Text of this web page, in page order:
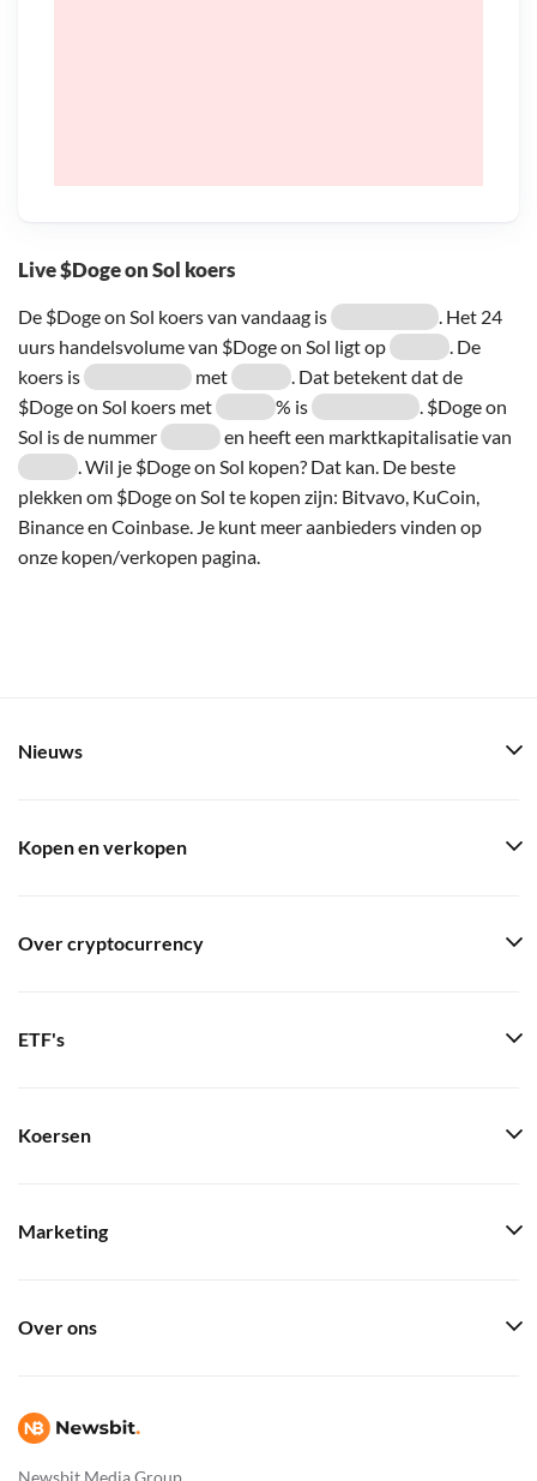
Live $Doge on Sol koers
De $Doge on Sol koers van vandaag is
. Het 24
uurs handelsvolume van $Doge on Sol ligt op
. De
koers is
met
. Dat betekent dat de
$Doge on Sol koers met
% is
. $Doge on
Sol is de nummer
en heeft een marktkapitalisatie van
. Wil je $Doge on Sol kopen? Dat kan. De beste
plekken om $Doge on Sol te kopen zijn: Bitvavo, KuCoin,
Binance en Coinbase. Je kunt meer aanbieders vinden op
onze kopen/verkopen pagina.
Newsbit Media Group
Nieuws
Kopen en verkopen
Over cryptocurrency
ETF's
Koersen
Marketing
Over ons